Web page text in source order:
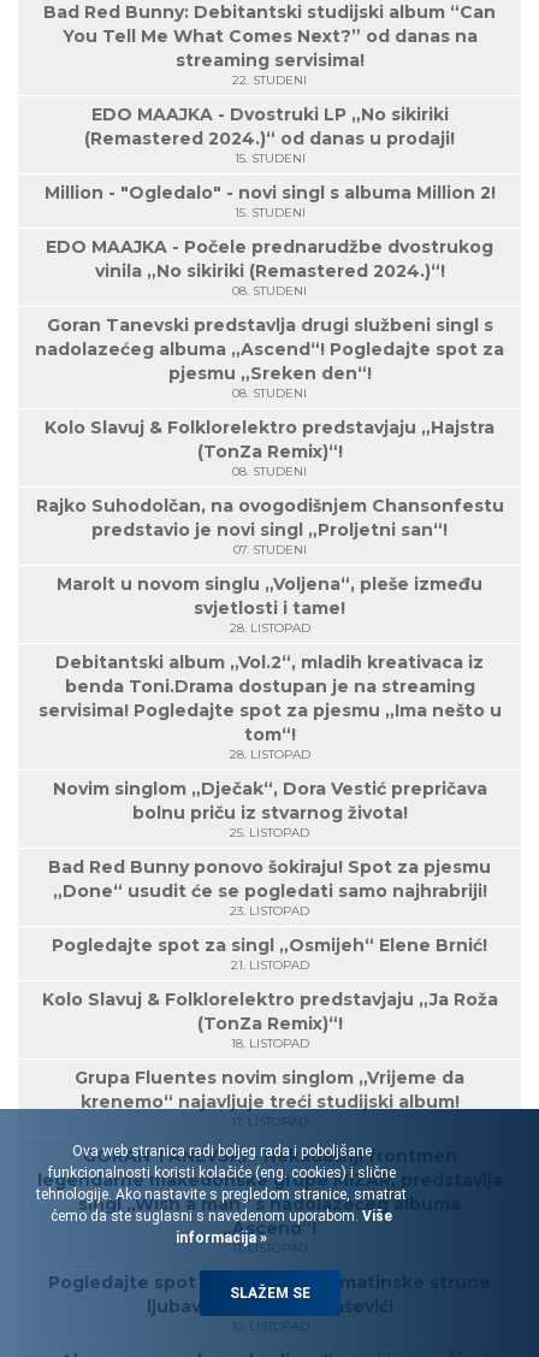
Bad Red Bunny: Debitantski studijski album “Can
You Tell Me What Comes Next?” od danas na
streaming servisima!
22. STUDENI
EDO MAAJKA - Dvostruki LP „No sikiriki
(Remastered 2024.)“ od danas u prodaji!
15. STUDENI
Million - "Ogledalo" - novi singl s albuma Million 2!
15. STUDENI
EDO MAAJKA - Počele prednarudžbe dvostrukog
vinila „No sikiriki (Remastered 2024.)“!
08. STUDENI
Goran Tanevski predstavlja drugi službeni singl s
nadolazećeg albuma „Ascend“! Pogledajte spot za
pjesmu „Sreken den“!
08. STUDENI
Kolo Slavuj & Folklorelektro predstavjaju „Hajstra
(TonZa Remix)“!
08. STUDENI
Rajko Suhodolčan, na ovogodišnjem Chansonfestu
predstavio je novi singl „Proljetni san“!
07. STUDENI
Marolt u novom singlu „Voljena“, pleše između
svjetlosti i tame!
28. LISTOPAD
Debitantski album „Vol.2“, mladih kreativaca iz
benda Toni.Drama dostupan je na streaming
servisima! Pogledajte spot za pjesmu „Ima nešto u
tom“!
28. LISTOPAD
Novim singlom „Dječak“, Dora Vestić prepričava
bolnu priču iz stvarnog života!
25. LISTOPAD
Bad Red Bunny ponovo šokiraju! Spot za pjesmu
„Done“ usudit će se pogledati samo najhrabriji!
23. LISTOPAD
Pogledajte spot za singl „Osmijeh“ Elene Brnić!
21. LISTOPAD
Kolo Slavuj & Folklorelektro predstavjaju „Ja Roža
(TonZa Remix)“!
18. LISTOPAD
Grupa Fluentes novim singlom „Vrijeme da
krenemo“ najavljuje treći studijski album!
17. LISTOPAD
GORAN TANEVSKI - Nekadašnji frontmen
legendarne makedonske grupe MIZAR, predstavlja
singl „Wish a man“ s nadolazećeg albuma
„Ascend“!
11. LISTOPAD
Pogledajte spot za pjesmu „Dalmatinske strune
ljubavi“, Marine Tomašević!
10. LISTOPAD
Ova web stranica radi boljeg rada i poboljšane
funkcionalnosti koristi kolačiće (eng. cookies) i slične
tehnologije. Ako nastavite s pregledom stranice, smatrat
ćemo da ste suglasni s navedenom uporabom. Više
informacija »
SLAŽEM SE